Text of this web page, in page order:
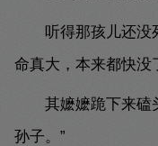
听得那孩儿还没
命真大，本来都快没
其嬷嬷跪下来磕
孙子。”